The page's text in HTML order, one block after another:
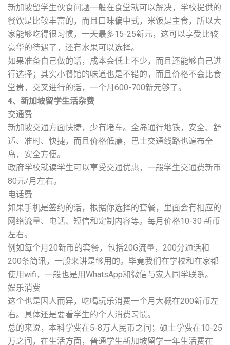
新加坡留学生伙食问题一般在食堂就可以解决，学校提供的
餐饮是比较丰富的，而且口味偏中式，米饭是主食，所以大
家能够吃得很习惯，一天最多15-25新元，这可以享受比较
豪华的待遇了，还有水果可以选择。
如果准备自己做的话，成本会低上不少，而且还能够自己进
行选择；其实小餐馆的味道也是不错的，而且价格不会比食
堂贵，交叉进行的话，一个月600-700新元够了。
4、新加坡留学生活杂费
交通费
新加坡交通方面快捷，少有堵车。全岛通行地铁，安全、舒
适、准时、快捷，而且价格低廉，巴士交通线路也遍布全
岛，安全方便。
政府学校就读学生可以享受交通优惠，一般学生交通费新币
80元/月左右。
电话费
如果手机是签约的话，根据你选择的套餐，里面会有相应的
网络流量、电话、短信和定制内容等。每月价格10-30 新币
左右。
例如每个月20新币的套餐，包括20G流量，200分通话和
200条简讯，一般来讲是够用的。毕竟我们在学校和在家都
使用wifi，一般也是用WhatsApp和微信与家人同学联系。
娱乐消费
这个也是因人而异，吃喝玩乐消费一个月大概在200新币左
右。具体还是要看学生的个人消费习惯。
总的来说，本科学费在5-8万人民币之间；硕士学费在10-25
万之间，在生活方面，普通学生新加坡留学一年生活费在